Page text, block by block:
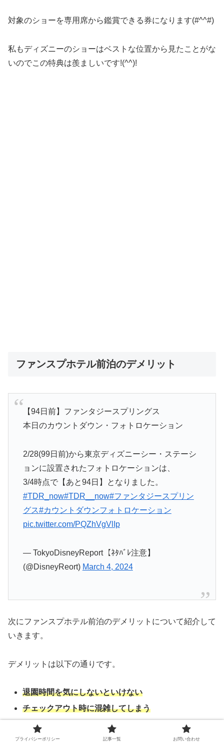
対象のショーを専用席から鑑賞できる券になります(#^^#)
私もディズニーのショーはベストな位置から見たことがな
いのでこの特典は羨ましいです!(^^)!
ファンスプホテル前泊のデメリット
【94日前】ファンタジースプリングス
本日のカウントダウン・フォトロケーション
2/28(99日前)から東京ディズニーシー・ステーシ
ョンに設置されたフォトロケーションは、
3/4時点で【あと94日】となりました。
#TDR_now#TDR__now#ファンタジースプリン
グス#カウントダウンフォトロケーション
pic.twitter.com/PQZhVgVlIp
— TokyoDisneyReport【ﾈﾀﾊﾞﾚ注意】
(@DisneyReort) March 4, 2024
次にファンスプホテル前泊のデメリットについて紹介して
いきます。
デメリットは以下の通りです。
退園時間を気にしないといけない
チェックアウト時に混雑してしまう
プライバシーポリシー 記事一覧 お問い合わせ